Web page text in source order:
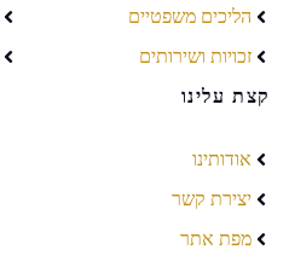
הליכים משפטיים
זכויות ושירותים
קצת עלינו
אודותינו
יצירת קשר
מפת אתר